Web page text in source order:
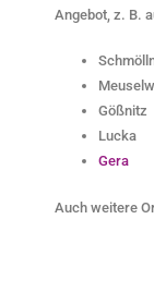
Angebot, z. B.
Gößnitz
Lucka
Gera
Auch weitere